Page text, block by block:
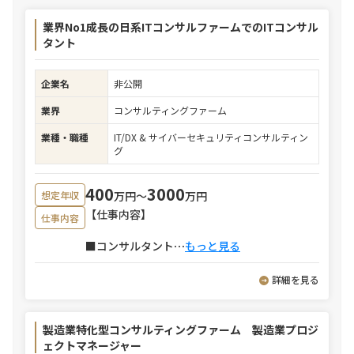
業界No1成長の日系ITコンサルファームでのITコンサル
タント
企業名
非公開
業界
コンサルティングファーム
業種・職種
IT/DX & サイバーセキュリティコンサルティン
グ
想定年収 400万円〜3000万円
仕事内容
【仕事内容】
■コンサルタント⋯もっと見る
詳細を見る
製造業特化型コンサルティングファーム 製造業プロジ
ェクトマネージャー